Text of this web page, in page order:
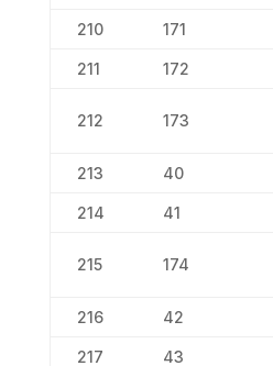
210 171
211 172
212 173
213 40
214 41
215 174
216 42
217 43